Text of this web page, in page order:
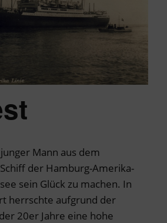
Mann aus dem
der Hamburg-Amerika-
sein Glück zu machen. In
herrschte aufgrund der
20er Jahre eine hohe